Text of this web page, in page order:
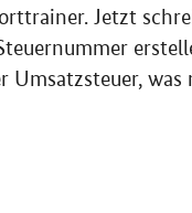
Jetzt
Umsatzsteuer,